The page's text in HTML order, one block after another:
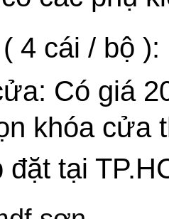
4 cái / bộ
Có giá
khóa cửa
đặt tại